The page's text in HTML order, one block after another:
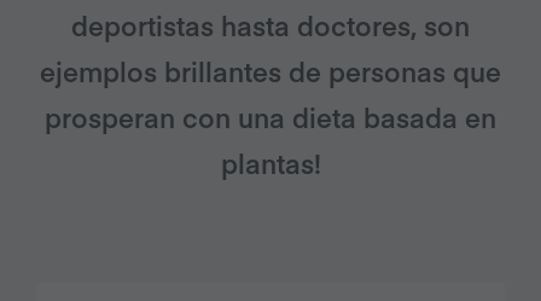
deportistas hasta doctores, son
ejemplos brillantes de personas que
prosperan con una dieta basada en
plantas!